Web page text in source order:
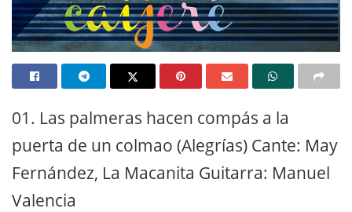
01. Las palmeras hacen compás a la
puerta de un colmao (Alegrías) Cante: May
Fernández, La Macanita Guitarra: Manuel
Valencia